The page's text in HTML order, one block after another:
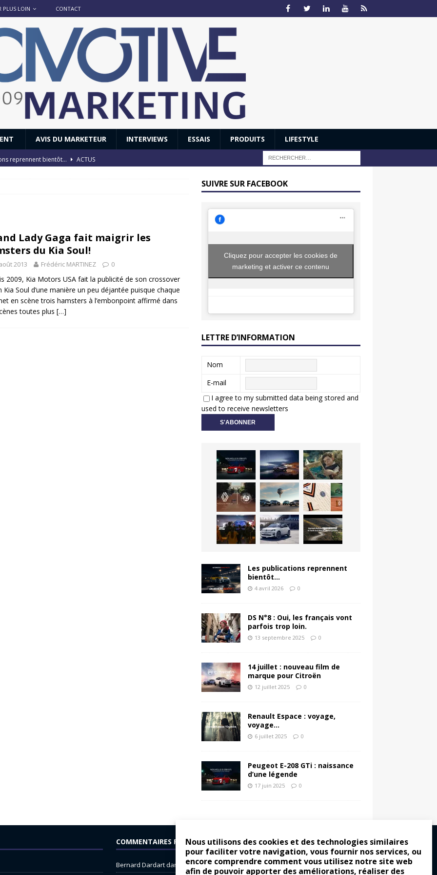
Nous utilisons des cookies et des technologies similaires
pour faciliter votre navigation, vous fournir nos services, ou
encore comprendre comment vous utilisez notre site web
afin de pouvoir apporter des améliorations, réaliser des
PLUS LOIN CONTACT
AVIS DU MARKETEUR INTERVIEWS ESSAIS PRODUITS LIFESTYLE
reprennent bientôt…
ACTUS
: Honda dévoile un spot publicitaire… confiné! ACTUS
Lady Gaga fait maigrir les
du Kia Soul!
2013 Frédéric MARTINEZ 0
2009, Kia Motors USA fait la publicité de son crossover
Kia Soul d’une manière un peu déjantée puisque chaque
en scène trois hamsters à l’embonpoint affirmé dans
toutes plus […]
SUIVRE SUR FACEBOOK
Cliquez pour accepter les cookies de
marketing et activer ce contenu
LETTRE D’INFORMATION
Nom
E-mail
I agree to my submitted data being stored and
used to receive newsletters
Les publications reprennent
bientôt…
4 avril 2026 0
DS N°8 : Oui, les français vont
parfois trop loin.
13 septembre 2025 0
14 juillet : nouveau film de
marque pour Citroën
12 juillet 2025 0
Renault Espace : voyage,
voyage…
6 juillet 2025 0
Peugeot E-208 GTi : naissance
d’une légende
17 juin 2025 0
COMMENTAIRES RÉCENTS
Bernard Dardartdans Dacia Sandero : pour les gens vrais